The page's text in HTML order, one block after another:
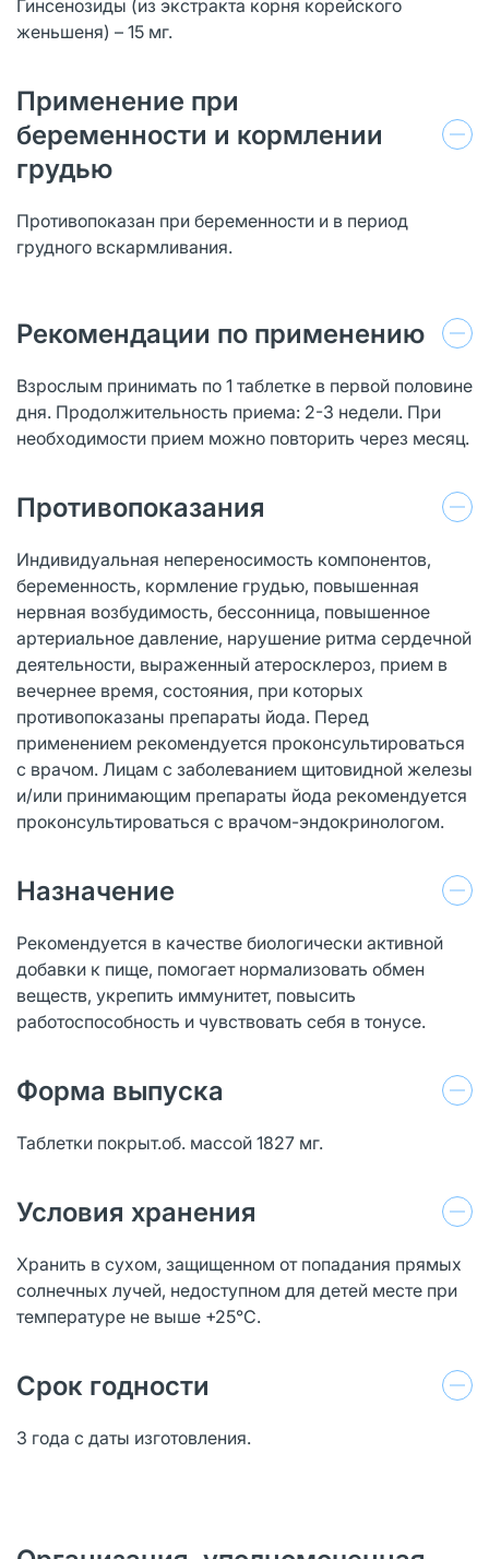
Гинсенозиды (из экстракта корня корейского
женьшеня) – 15 мг.
Применение при
беременности и кормлении
грудью
Противопоказан при беременности и в период
грудного вскармливания.
Рекомендации по применению
Взрослым принимать по 1 таблетке в первой половине
дня. Продолжительность приема: 2-3 недели. При
необходимости прием можно повторить через месяц.
Противопоказания
Индивидуальная непереносимость компонентов,
беременность, кормление грудью, повышенная
нервная возбудимость, бессонница, повышенное
артериальное давление, нарушение ритма сердечной
деятельности, выраженный атеросклероз, прием в
вечернее время, состояния, при которых
противопоказаны препараты йода. Перед
применением рекомендуется проконсультироваться
с врачом. Лицам с заболеванием щитовидной железы
и/или принимающим препараты йода рекомендуется
проконсультироваться с врачом-эндокринологом.
Назначение
Рекомендуется в качестве биологически активной
добавки к пище, помогает нормализовать обмен
веществ, укрепить иммунитет, повысить
работоспособность и чувствовать себя в тонусе.
Форма выпуска
Таблетки покрыт.об. массой 1827 мг.
Условия хранения
Хранить в сухом, защищенном от попадания прямых
солнечных лучей, недоступном для детей месте при
температуре не выше +25°С.
Срок годности
3 года с даты изготовления.